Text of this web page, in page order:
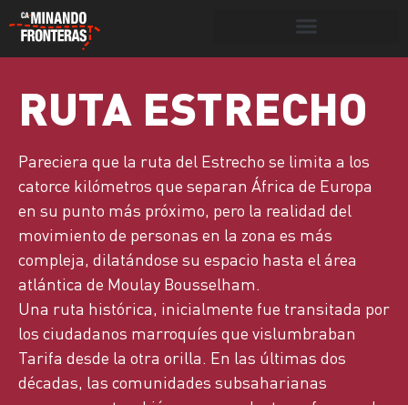
Derecho a la vida > Rutas
Víctimas y
Portada »Ruta Estrecho
RUTA ESTRECHO
Pareciera que la ruta del Estrecho se limita a los
catorce kilómetros que separan África de Europa
en su punto más próximo, pero la realidad del
movimiento de personas en la zona es más
compleja, dilatándose su espacio hasta el área
atlántica de Moulay Bousselham.
Una ruta histórica, inicialmente fue transitada por
los ciudadanos marroquíes que vislumbraban
Tarifa desde la otra orilla. En las últimas dos
décadas, las comunidades subsaharianas